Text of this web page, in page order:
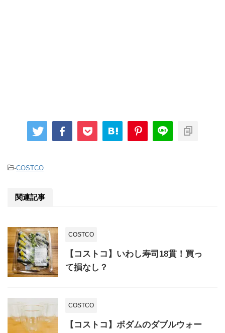
-COSTCO
関連記事
COSTCO
【コストコ】いわし寿司18貫！買っ
て損なし？
COSTCO
【コストコ】ボダムのダブルウォー